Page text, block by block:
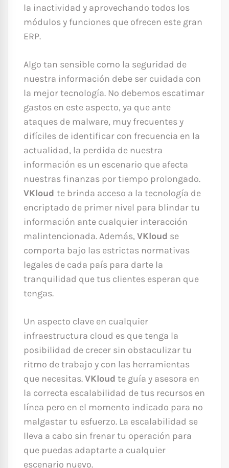
la inactividad y aprovechando todos los
módulos y funciones que ofrecen este gran
ERP.
Algo tan sensible como la seguridad de
nuestra información debe ser cuidada con
la mejor tecnología. No debemos escatimar
gastos en este aspecto, ya que ante
ataques de malware, muy frecuentes y
difíciles de identificar con frecuencia en la
actualidad, la perdida de nuestra
información es un escenario que afecta
nuestras finanzas por tiempo prolongado.
VKloud te brinda acceso a la tecnología de
encriptado de primer nivel para blindar tu
información ante cualquier interacción
malintencionada. Además, VKloud se
comporta bajo las estrictas normativas
legales de cada país para darte la
tranquilidad que tus clientes esperan que
tengas.
Un aspecto clave en cualquier
infraestructura cloud es que tenga la
posibilidad de crecer sin obstaculizar tu
ritmo de trabajo y con las herramientas
que necesitas.VKloud te guía y asesora en
la correcta escalabilidad de tus recursos en
línea pero en el momento indicado para no
malgastar tu esfuerzo. La escalabilidad se
lleva a cabo sin frenar tu operación para
que puedas adaptarte a cualquier
escenario nuevo.